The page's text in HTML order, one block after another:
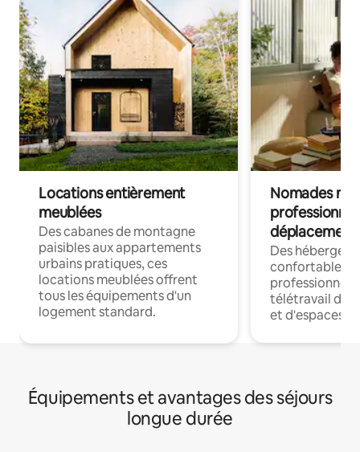
Locations entièrement
meublées
Des cabanes de montagne
paisibles aux appartements
urbains pratiques, ces
locations meublées offrent
tous les équipements d'un
logement standard.
Nomades
déplacement
Des
confortables
professionnels
télétravail
et d'espaces
Équipements et avantages des séjours
longue durée